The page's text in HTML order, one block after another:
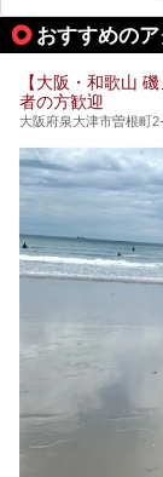
今回
泉・
おすすめの
【大阪・和歌山
者の方歓迎
大阪府泉大津市曽根町